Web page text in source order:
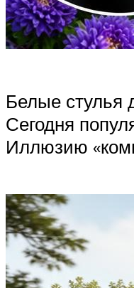
Белые стулья
Сегодня
Иллюзию